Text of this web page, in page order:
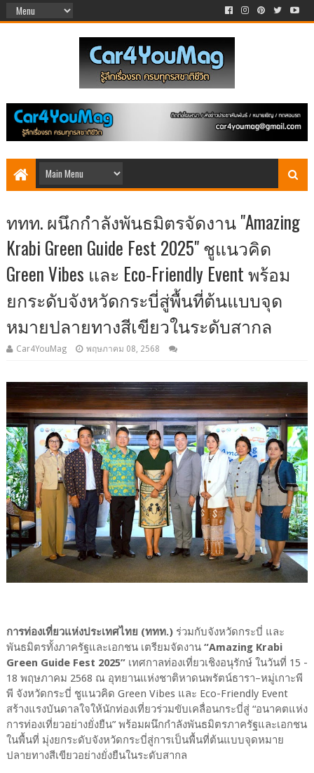
ททท. ผนึกกำลังพันธมิตรจัดงาน "Amazing
Krabi Green Guide Fest 2025" ชูแนวคิด
Green Vibes และ Eco-Friendly Event พร้อม
ยกระดับจังหวัดกระบี่สู่พื้นที่ต้นแบบจุด
หมายปลายทางสีเขียวในระดับสากล
Car4YouMag พฤษภาคม 08, 2568
การท่องเที่ยวแห่งประเทศไทย (ททท.)ร่วมกับจังหวัดกระบี่ และ
พันธมิตรทั้งภาครัฐและเอกชน เตรียมจัดงาน “Amazing Krabi
Green Guide Fest 2025”เทศกาลท่องเที่ยวเชิงอนุรักษ์ ในวันที่ 15 -
18 พฤษภาคม 2568 ณ อุทยานแห่งชาติหาดนพรัตน์ธารา–หมู่เกาะพี
พี จังหวัดกระบี่ ชูแนวคิด Green Vibes และ Eco-Friendly Event
สร้างแรงบันดาลใจให้นักท่องเที่ยวร่วมขับเคลื่อนกระบี่สู่ “อนาคตแห่ง
การท่องเที่ยวอย่างยั่งยืน” พร้อมผนึกกำลังพันธมิตรภาครัฐและเอกชน
ในพื้นที่ มุ่งยกระดับจังหวัดกระบี่สู่การเป็นพื้นที่ต้นแบบจุดหมาย
ปลายทางสีเขียวอย่างยั่งยืนในระดับสากล